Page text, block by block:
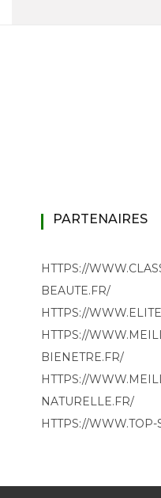
PARTENAIRES
HTTPS://
BEAUTE.FR/
HTTPS://
HTTPS://
BIENETRE.FR/
HTTPS://
NATURELLE.FR/
HTTPS://